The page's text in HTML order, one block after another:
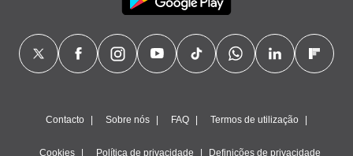
Contacto Sobre nós FAQ Termos de utilização
Cookies Política de privacidade Definições de privacidade